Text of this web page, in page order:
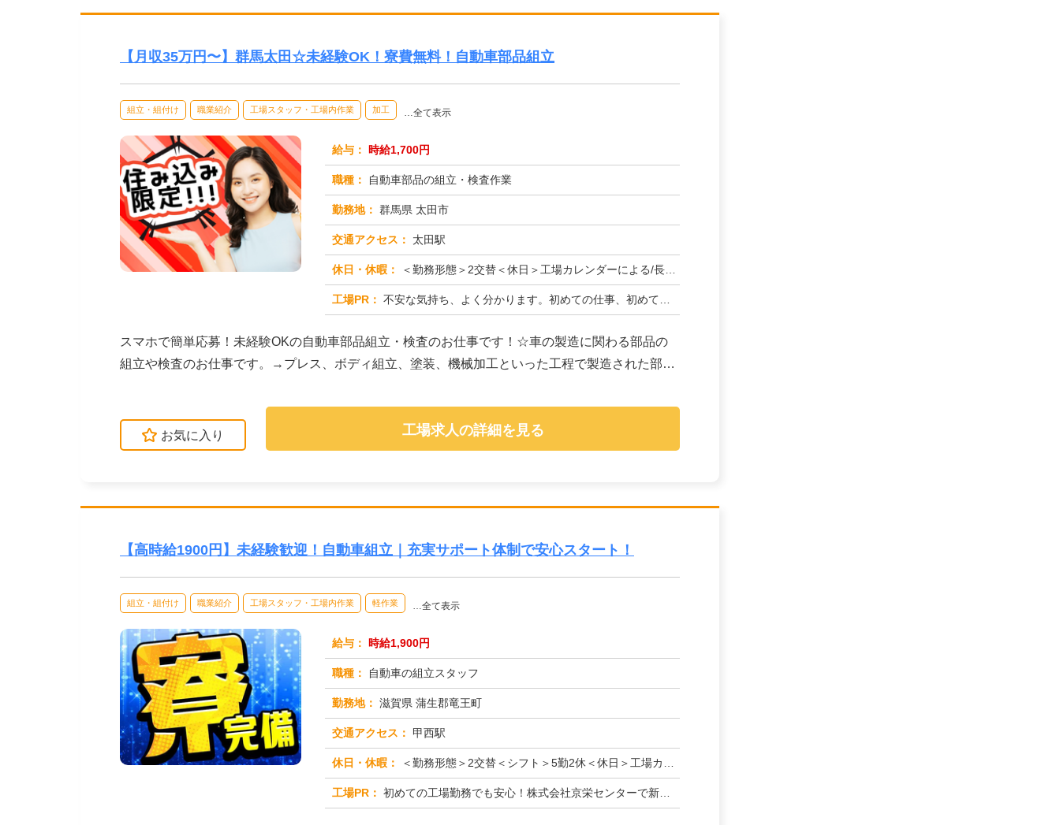
【月収35万円〜】群馬太田☆未経験OK！寮費無料！自動車部品組立
組立・組付け 職業紹介 工場スタッフ・工場内作業 加工 …全て表示
給与： 時給1,700円
職種： 自動車部品の組立・検査作業
勤務地： 群馬県 太田市
交通アクセス： 太田駅
休日・休暇： ＜勤務形態＞2交替＜休日＞工場カレンダーによる/長期休暇/GW /夏季/ 年末年始
工場PR： 不安な気持ち、よく分かります。初めての仕事、初めての場所…でも大丈夫！☆未経験者多数活躍中！☆経験やスキルは一切問...
スマホで簡単応募！未経験OKの自動車部品組立・検査のお仕事です！☆車の製造に関わる部品の
組立や検査のお仕事です。→プレス、ボディ組立、塗装、機械加工といった工程で製造された部品
お気に入り 工場求人の詳細を見る
【高時給1900円】未経験歓迎！自動車組立｜充実サポート体制で安心スタート！
組立・組付け 職業紹介 工場スタッフ・工場内作業 軽作業 …全て表示
給与： 時給1,900円
職種： 自動車の組立スタッフ
勤務地： 滋賀県 蒲生郡竜王町
交通アクセス： 甲西駅
休日・休暇： ＜勤務形態＞2交替＜シフト＞5勤2休＜休日＞工場カレンダーによる/長期休暇/GW /夏季/ 年末年始
工場PR： 初めての工場勤務でも安心！株式会社京栄センターで新しい一歩を踏み出しませんか？→未経験者多数活躍中！先輩たちも最初...